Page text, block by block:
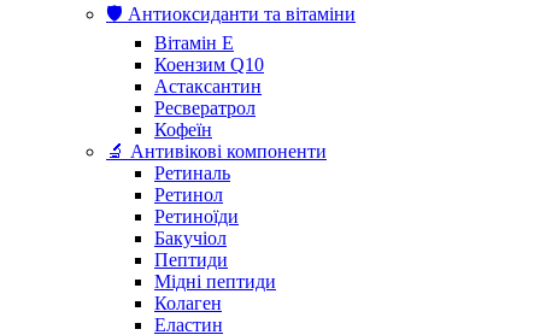
🛡️ Антиоксиданти та вітаміни
Вітамін Е
Коензим Q10
Астаксантин
Ресвератрол
Кофеїн
🔬 Антивікові компоненти
Ретиналь
Ретинол
Ретиноїди
Бакучіол
Пептиди
Мідні пептиди
Колаген
Еластин